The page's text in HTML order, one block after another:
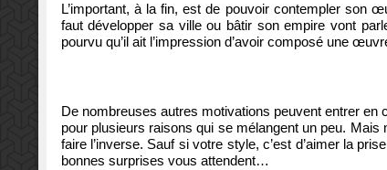
L’important, à la fin, est de pouvoir contempler son
faut développer sa ville ou bâtir son empire vont
pourvu qu’il ait l’impression d’avoir composé une
De nombreuses autres motivations peuvent entrer en
pour plusieurs raisons qui se mélangent un peu.
faire l’inverse. Sauf si votre style, c’est d’aimer la
bonnes surprises vous attendent…